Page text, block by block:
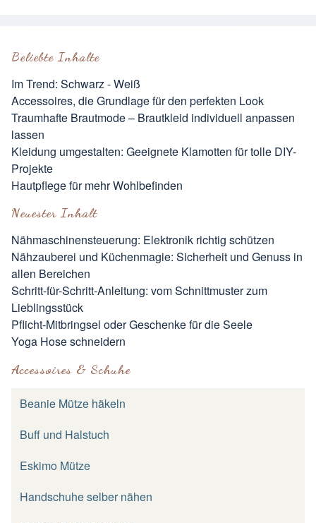
Beliebte Inhalte
Im Trend: Schwarz - Weiß
Accessoires, die Grundlage für den perfekten Look
Traumhafte Brautmode – Brautkleid individuell anpassen
lassen
Kleidung umgestalten: Geeignete Klamotten für tolle DIY-
Projekte
Hautpflege für mehr Wohlbefinden
Neuester Inhalt
Nähmaschinensteuerung: Elektronik richtig schützen
Nähzauberei und Küchenmagie: Sicherheit und Genuss in
allen Bereichen
Schritt-für-Schritt-Anleitung: vom Schnittmuster zum
Lieblingsstück
Pflicht-Mitbringsel oder Geschenke für die Seele
Yoga Hose schneidern
Accessoires & Schuhe
Beanie Mütze häkeln
Buff und Halstuch
Eskimo Mütze
Handschuhe selber nähen